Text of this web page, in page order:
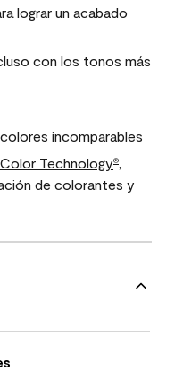
lograr un acabado
con los tonos más
incomparables
Technology®,
de colorantes y